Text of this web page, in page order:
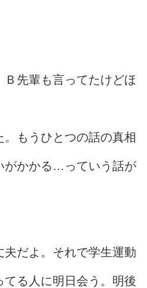
Ｂ先輩も言ってたけどほ
。もうひとつの話の真相
がかかる…っていう話が
夫だよ。それで学生運動
る人に明日会う。明後